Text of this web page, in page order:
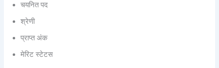
चयनित पद
श्रेणी
प्राप्त अंक
मेरिट स्टेटस